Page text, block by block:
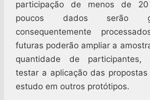
participação de menos de 20
poucos dados serão
consequentemente
futuras poderão ampliar a
quantidade de participantes,
testar a aplicação das
estudo em outros protótipos.